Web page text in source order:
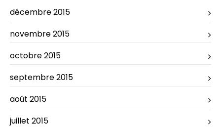
décembre 2015
novembre 2015
octobre 2015
septembre 2015
août 2015
juillet 2015